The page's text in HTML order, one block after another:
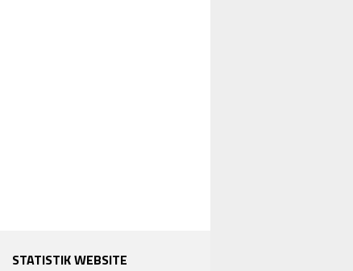
STATISTIK WEBSITE